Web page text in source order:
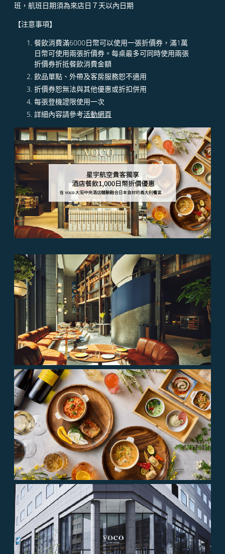
班，航班日期須為來店日７天以內日期 ​ ​
【注意事項】
餐飲消費滿6000日幣可以使用一張折價券，滿1萬
日幣可使用兩張折價券。每桌最多可同時使用兩張
折價券折抵餐飲消費金額
飲品單點、外帶及客房服務恕不適用
折價券恕無法與其他優惠或折扣併用​​
每張登機證限使用一次​
詳細內容請參考活動網頁